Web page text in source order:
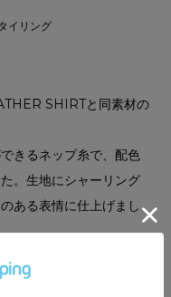
イリング
SHIRTと同素材の
きるネップ糸で、配色
。生地にシャーリング
ある表情に仕上げまし
材の
アップで合わせた際に、